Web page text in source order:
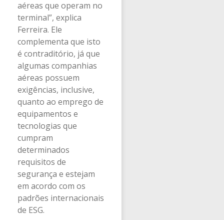
aéreas que operam no
terminal”, explica
Ferreira. Ele
complementa que isto
é contraditório, já que
algumas companhias
aéreas possuem
exigências, inclusive,
quanto ao emprego de
equipamentos e
tecnologias que
cumpram
determinados
requisitos de
segurança e estejam
em acordo com os
padrões internacionais
de ESG.